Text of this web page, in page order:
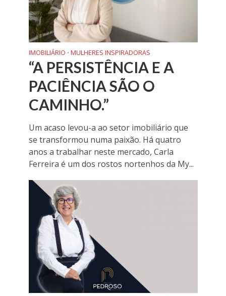
IMOBILIÁRIO • MULHERES INSPIRADORAS
“A PERSISTÊNCIA E A
PACIÊNCIA SÃO O
CAMINHO.”
Um acaso levou-a ao setor imobiliário que
se transformou numa paixão. Há quatro
anos a trabalhar neste mercado, Carla
Ferreira é um dos rostos nortenhos da My...